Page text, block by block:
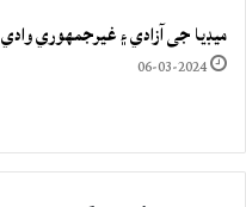
ميڊيا جي آزادي ۽ غيرجمھوري وادي
06-03-2024